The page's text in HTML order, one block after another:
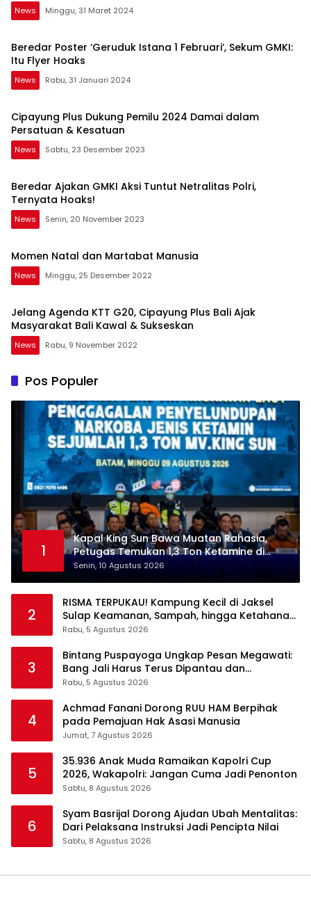
News Minggu, 31 Maret 2024
Beredar Poster ‘Geruduk Istana 1 Februari’, Sekum GMKI:
Itu Flyer Hoaks
News Rabu, 31 Januari 2024
Cipayung Plus Dukung Pemilu 2024 Damai dalam
Persatuan & Kesatuan
News Sabtu, 23 Desember 2023
Beredar Ajakan GMKI Aksi Tuntut Netralitas Polri,
Ternyata Hoaks!
News Senin, 20 November 2023
Momen Natal dan Martabat Manusia
News Minggu, 25 Desember 2022
Jelang Agenda KTT G20, Cipayung Plus Bali Ajak
Masyarakat Bali Kawal & Sukseskan
News Rabu, 9 November 2022
Pos Populer
1
Kapal King Sun Bawa Muatan Rahasia,
Petugas Temukan 1,3 Ton Ketamine di
Natuna
Senin, 10 Agustus 2026
2
RISMA TERPUKAU! Kampung Kecil di Jaksel
Sulap Keamanan, Sampah, hingga Ketahanan
Pangan Jadi Satu Sistem
Rabu, 5 Agustus 2026
3
Bintang Puspayoga Ungkap Pesan Megawati:
Bang Jali Harus Terus Dipantau dan
Dikembangkan
Rabu, 5 Agustus 2026
4
Achmad Fanani Dorong RUU HAM Berpihak
pada Pemajuan Hak Asasi Manusia
Jumat, 7 Agustus 2026
5
35.936 Anak Muda Ramaikan Kapolri Cup
2026, Wakapolri: Jangan Cuma Jadi Penonton
Sabtu, 8 Agustus 2026
6
Syam Basrijal Dorong Ajudan Ubah Mentalitas:
Dari Pelaksana Instruksi Jadi Pencipta Nilai
Sabtu, 8 Agustus 2026